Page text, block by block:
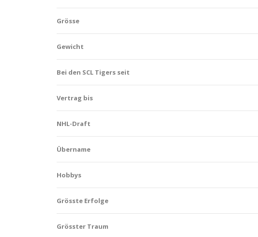
Grösse
Gewicht
Bei den SCL Tigers seit
Vertrag bis
NHL-Draft
Übername
Hobbys
Grösste Erfolge
Grösster Traum